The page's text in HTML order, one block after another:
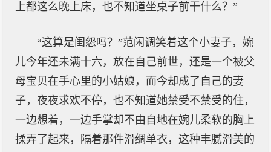
上都这么晚上床，也不知道坐桌子前干什么？”
“这算是闺怨吗？”范闲调笑着这个小妻子，婉
儿今年还未满十六，放在自己前世，还是一个被父
母宝贝在手心里的小姑娘，而今却成了自己的妻
子，夜夜求欢不停，也不知道她禁受不禁受的住，
一边想着，一边手掌却不由自地在婉儿柔软的胸上
揉弄了起来，隔着那件滑绸单衣，这种丰腻滑美的